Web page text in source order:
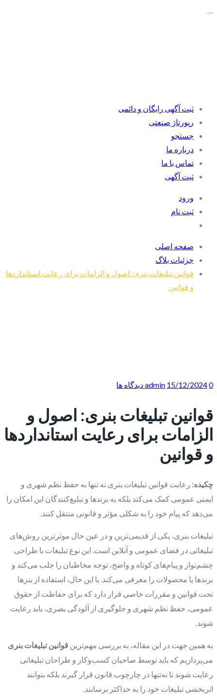
…
ثبت آگهی رایگان و دائمی
رپورتاژ صنعتی
جستجو
درباره ما
تماس با ما
ثبت آگهی
ورود
ثبت نام
صفحه اصلی
جزئیات بلاگ
قوانین تبلیغات بنری: اصول و الزامات برای رعایت استانداردها
و قوانین
admin 15/12/20240 دیدگاه ها
قوانین تبلیغات بنری: اصول و
الزامات برای رعایت استانداردها
و قوانین
چکیده: رعایت قوانین تبلیغات بنری نه تنها به حفظ نظم شهری و
ایمنی عمومی کمک می‌کند بلکه به برندها و تبلیغ‌کنندگان این امکان را
می‌دهد که پیام خود را به شکلی مؤثر و قانونی منتقل کنند.
تبلیغات بنری، یکی از قدیمی‌ترین و در عین حال موثرترین روش‌های
تبلیغاتی در فضای عمومی و آنلاین است. این نوع تبلیغات با طراحی
چشم‌نواز و پیام‌های کوتاه و واضح، توجه مخاطبان را جلب می‌کند و
برندها یا محصولات را معرفی می‌کند. با این حال، استفاده از بنرها
تحت قوانین و مقررات خاصی قرار دارد که برای حفاظت از حقوق
عمومی، حفظ نظم شهری و جلوگیری از آلودگی بصری، باید رعایت
شوند.
به همین جهت در این مقاله، به بررسی مهم‌ترین قوانین تبلیغات بنری
می‌پردازیم که باید توسط صاحبان کسب‌وکار و طراحان تبلیغاتی
رعایت شوند تا نه‌تنها در چارچوب قانون قرار گیرند بلکه بتوانند
اثربخشی تبلیغات خود را به حداکثر برسانند.